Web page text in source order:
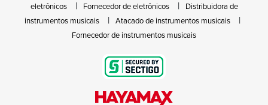
eletrônicos
Fornecedor de eletrônicos
Distribuidora de
instrumentos musicais
Atacado de instrumentos musicais
Fornecedor de instrumentos musicais